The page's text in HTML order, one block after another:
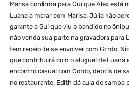
Marisa confirma para Gui que Alex está
Luana a morar com Marisa. Júlia não
garante a Gui que viu o bandido no
não venda sua parte na gravadora para
tem receio de se envolver com Gordo.
que contribuirá com o aluguel de Luana
encontro casual com Gordo, depois de
no restaurante. Edith dá aula de samba